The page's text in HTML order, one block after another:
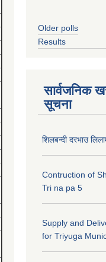
Older polls
Results
सार्वजनिक
सूचना
शिलबन्दी दरभाउ
Contruction of
Tri na pa 5
Supply and
for Triyuga